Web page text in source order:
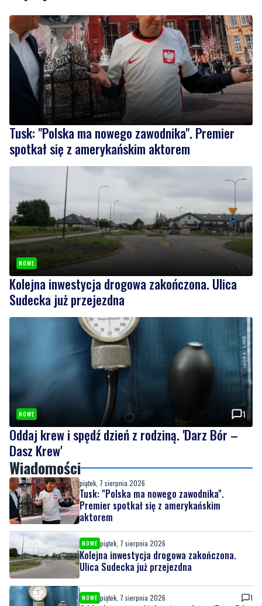
Tusk: "Polska ma nowego zawodnika". Premier
spotkał się z amerykańskim aktorem
NOWE
Kolejna inwestycja drogowa zakończona. Ulica
Sudecka już przejezdna
NOWE 1
Oddaj krew i spędź dzień z rodziną. 'Darz Bór –
Dasz Krew'
Wiadomości
piątek, 7 sierpnia 2026
Tusk: "Polska ma nowego zawodnika".
Premier spotkał się z amerykańskim
aktorem
NOWE piątek, 7 sierpnia 2026
Kolejna inwestycja drogowa zakończona.
Ulica Sudecka już przejezdna
NOWE piątek, 7 sierpnia 2026 1